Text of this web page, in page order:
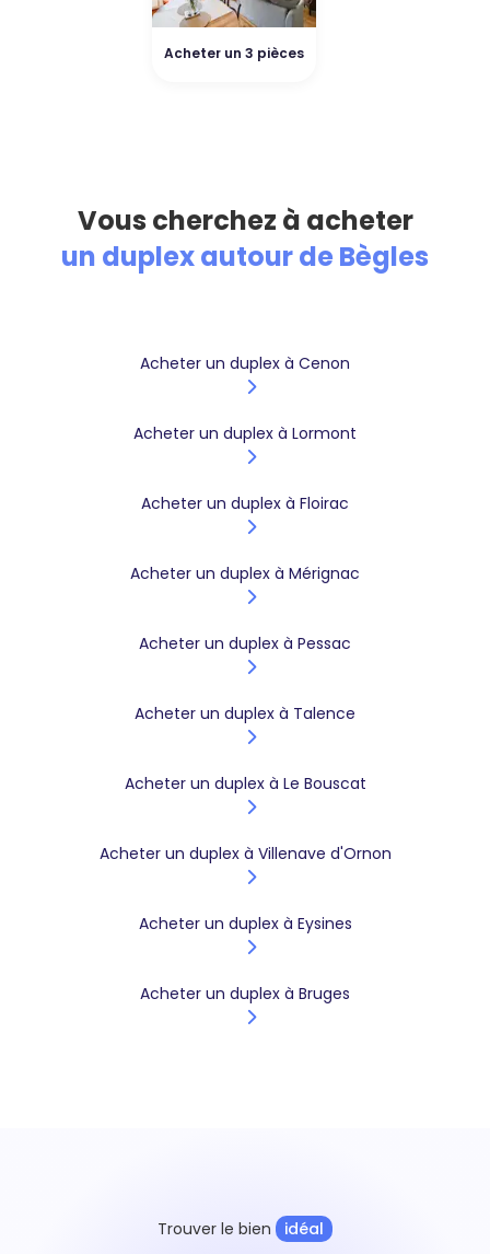
Acheter un 3 pièces
Vous cherchez à acheter
un duplex autour de Bègles
Acheter un duplex à Cenon
Acheter un duplex à Lormont
Acheter un duplex à Floirac
Acheter un duplex à Mérignac
Acheter un duplex à Pessac
Acheter un duplex à Talence
Acheter un duplex à Le Bouscat
Acheter un duplex à Villenave d'Ornon
Acheter un duplex à Eysines
Acheter un duplex à Bruges
Trouver le bien idéal